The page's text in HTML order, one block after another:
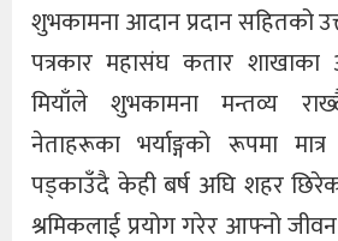
शुभकामना आदान प्रदान सहितको
पत्रकार महासंघ कतार
मियाँले शुभकामना मन्तव्य
नेताहरूका भर्याङ्गको रूपमा
पड्काउँदै केही बर्ष अघि शहर
श्रमिकलाई प्रयोग गरेर आफ्नो